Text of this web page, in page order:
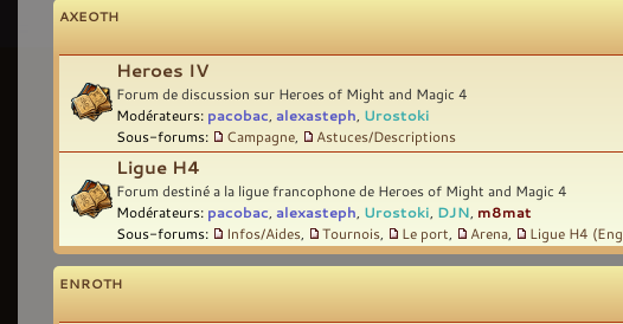
AXEOTH
Heroes IV
Forum de discussion sur Heroes of Might and Magic 4
Modérateurs: pacobac alexasteph Urostoki
Sous-forums:
Campagne Astuces/Descriptions
Ligue H4
Forum destiné a la ligue francophone de Heroes of Might and Magic 4
Modérateurs: pacobac alexasteph Urostoki DJN m8mat
Sous-forums:
Infos/Aides Tournois Le port Arena Ligue H4
ENROTH